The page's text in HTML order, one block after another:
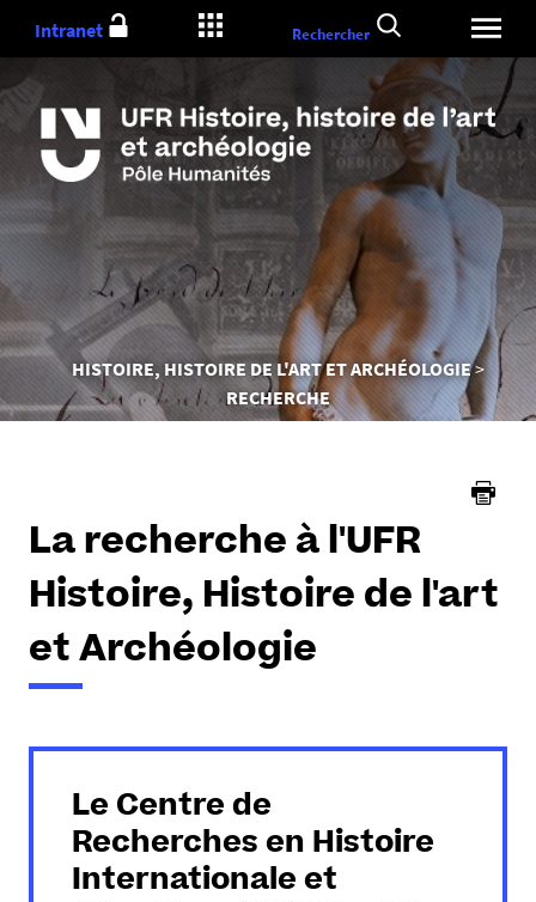
Vous
êtes
ici :
HISTOIRE, HISTOIRE DE L'ART ET ARCHÉOLOGIE
RECHERCHE
Intranet Rechercher
La recherche à l'UFR
Histoire, Histoire de l'art
et Archéologie
Le Centre de
Recherches en Histoire
Internationale et